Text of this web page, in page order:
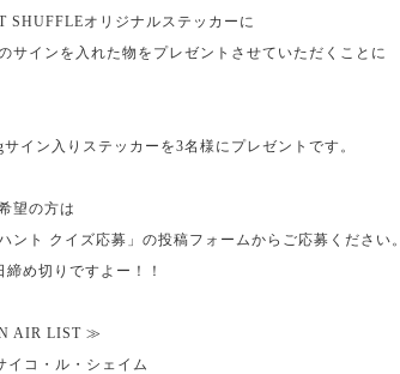
SHUFFLEオリジナルステッカーに
サインを入れた物をプレゼントさせていただくことに
サイン入りステッカーを3名様にプレゼントです。
望の方は
ント クイズ応募」の投稿フォームからご応募ください。
締め切りですよー！！
AIR LIST ≫
イコ・ル・シェイム